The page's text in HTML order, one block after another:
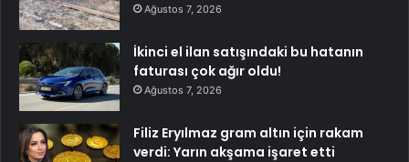
Ağustos 7, 2026
İkinci el ilan satışındaki bu hatanın
faturası çok ağır oldu!
Ağustos 7, 2026
Filiz Eryılmaz gram altın için rakam
verdi: Yarın akşama işaret etti